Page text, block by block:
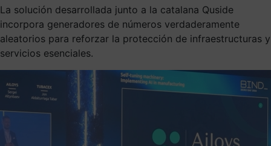
La solución desarrollada junto a la catalana Quside
incorpora generadores de números verdaderamente
aleatorios para reforzar la protección de infraestructuras y
servicios esenciales.